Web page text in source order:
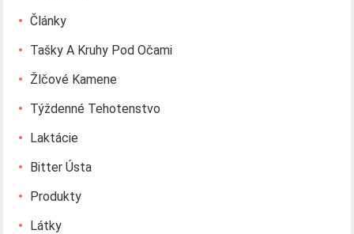
Články
Tašky A Kruhy Pod Očami
Žlčové Kamene
Týždenné Tehotenstvo
Laktácie
Bitter Ústa
Produkty
Látky